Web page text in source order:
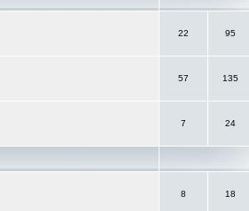
22 95
57 135
7 24
8 18